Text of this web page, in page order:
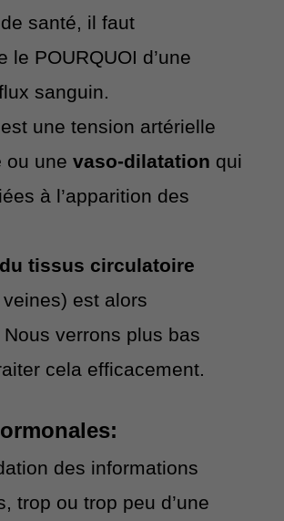
santé, il faut
le POURQUOI d’une
sanguin.
une tension artérielle
ou une vaso-dilatation qui
à l’apparition des
tissus circulatoire
est alors
verrons plus bas
cela efficacement.
des informations
trop ou trop peu d’une